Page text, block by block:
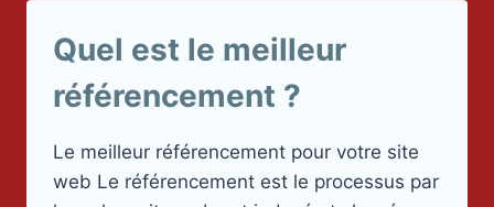
Quel est le meilleur
référencement ?
Le meilleur référencement pour votre site
web Le référencement est le processus par